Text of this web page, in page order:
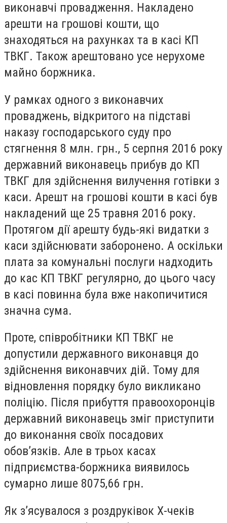
виконавчі провадження. Накладено
арешти на грошові кошти, що
знаходяться на рахунках та в касі КП
ТВКГ. Також арештовано усе нерухоме
майно боржника.
У рамках одного з виконавчих
проваджень, відкритого на підставі
наказу господарського суду про
стягнення 8 млн. грн., 5 серпня 2016 року
державний виконавець прибув до КП
ТВКГ для здійснення вилучення готівки з
каси. Арешт на грошові кошти в касі був
накладений ще 25 травня 2016 року.
Протягом дії арешту будь-які видатки з
каси здійснювати заборонено. А оскільки
плата за комунальні послуги надходить
до кас КП ТВКГ регулярно, до цього часу
в касі повинна була вже накопичитися
значна сума.
Проте, співробітники КП ТВКГ не
допустили державного виконавця до
здійснення виконавчих дій. Тому для
відновлення порядку було викликано
поліцію. Після прибуття правоохоронців
державний виконавець зміг приступити
до виконання своїх посадових
обов’язків. Але в трьох касах
підприємства-боржника виявилось
сумарно лише 8075,66 грн.
Як з’ясувалося з роздруківок Х-чеків